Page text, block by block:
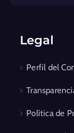
Legal
Perfil del
Política de